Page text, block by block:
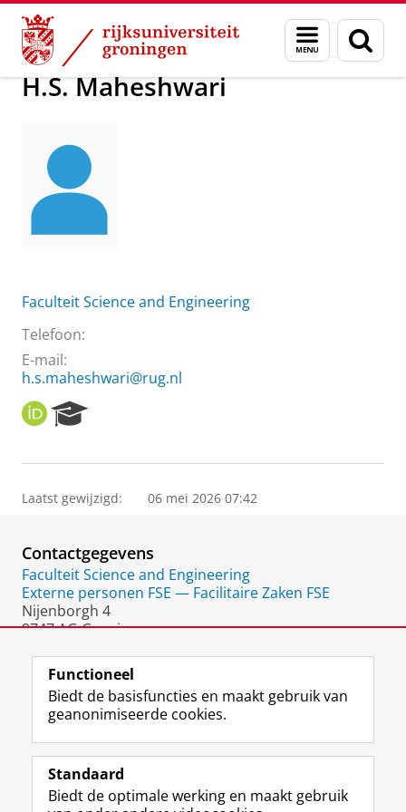
Skip
Content
Skip
Navigation
Menu
en
zoeken
Over ons H.S. Maheshwari
H.S. Maheshwari
Faculteit Science and Engineering
Telefoon:
E-mail:
h.s.maheshwari@rug.nl
O
R
I
e
r
P
o
r
t
a
Laatst gewijzigd: 06 mei 2026 07:42
Contactgegevens
Faculteit Science and Engineering
Externe personen FSE — Facilitaire Zaken FSE
Nijenborgh 4
9747 AG Groningen
Volg de RUG
F
a
e
L
i
k
R
S
-
I
n
t
Y
o
T
Studiekiezers
Functioneel
Biedt de basisfuncties en maakt gebruik van
geanonimiseerde cookies.
Standaard
Biedt de optimale werking en maakt gebruik